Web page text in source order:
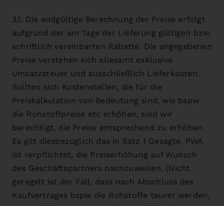
3.1. Die endgültige Berechnung der Preise erfolgt
aufgrund der am Tage der Lieferung gültigen bzw.
schriftlich vereinbarten Rabatte. Die angegebenen
Preise verstehen sich allesamt exklusive
Umsatzsteuer und ausschließlich Lieferkosten.
Sollten sich Kostenstellen, die für die
Preiskalkulation von Bedeutung sind, wie bspw
die Rohstoffpreise etc erhöhen, sind wir
berechtigt, die Preise entsprechend zu erhöhen.
Es gilt diesbezüglich das in Satz 1 Gesagte. PWA
ist verpflichtet, die Preiserhöhung auf Wunsch
des Geschäftspartners nachzuweisen. (Nicht
geregelt ist der Fall, dass nach Abschluss des
Kaufvertrages bspw die Rohstoffe teurer werden,